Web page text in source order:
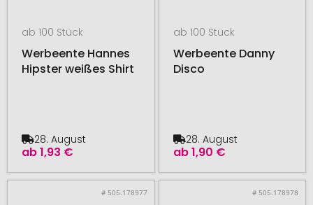
ab 100 Stück
Werbeente Hannes
Hipster weißes Shirt
ab1,93 €
28. August
ab 100 Stück
Werbeente Danny
Disco
ab1,90 €
28. August
# 505.178977 # 505.178978